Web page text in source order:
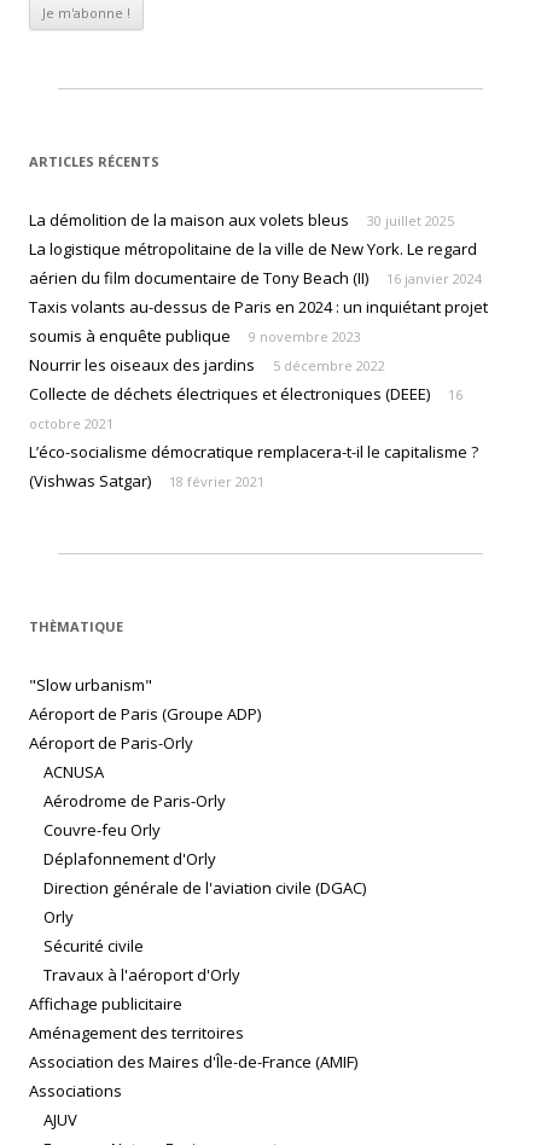
ARTICLES RÉCENTS
La démolition de la maison aux volets bleus 30 juillet 2025
La logistique métropolitaine de la ville de New York. Le regard
aérien du film documentaire de Tony Beach (II)
16 janvier 2024
Taxis volants au-dessus de Paris en 2024 : un inquiétant projet
soumis à enquête publique
9 novembre 2023
Nourrir les oiseaux des jardins 5 décembre 2022
Collecte de déchets électriques et électroniques (DEEE)
16
octobre 2021
L’éco-socialisme démocratique remplacera-t-il le capitalisme ?
(Vishwas Satgar)
18 février 2021
THÈMATIQUE
"Slow urbanism"
Aéroport de Paris (Groupe ADP)
Aéroport de Paris-Orly
ACNUSA
Aérodrome de Paris-Orly
Couvre-feu Orly
Déplafonnement d'Orly
Direction générale de l'aviation civile (DGAC)
Orly
Sécurité civile
Travaux à l'aéroport d'Orly
Affichage publicitaire
Aménagement des territoires
Association des Maires d'Île-de-France (AMIF)
Associations
AJUV